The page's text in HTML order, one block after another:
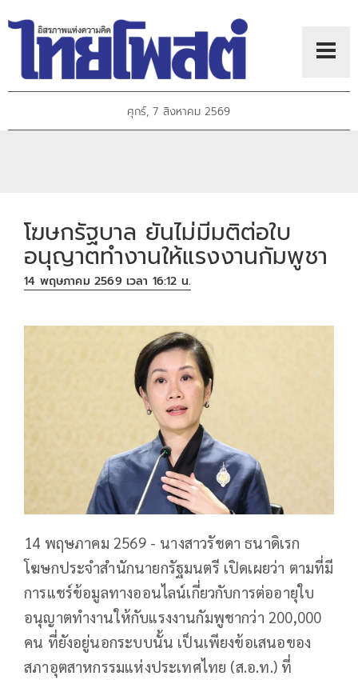
ศุกร์, 7 สิงหาคม 2569
โฆษกรัฐบาล ยันไม่มีมติต่อใบ
อนุญาตทำงานให้แรงงานกัมพูชา
14 พฤษภาคม 2569 เวลา 16:12 น.
14 พฤษภาคม 2569 - นางสาวรัชดา ธนาดิเรก
โฆษกประจำสำนักนายกรัฐมนตรี เปิดเผยว่า ตามที่มี
การแชร์ข้อมูลทางออนไลน์เกี่ยวกับการต่ออายุใบ
อนุญาตทำงานให้กับแรงงานกัมพูชากว่า 200,000
คน ที่ยังอยู่นอกระบบนั้น เป็นเพียงข้อเสนอของ
สภาอุตสาหกรรมแห่งประเทศไทย (ส.อ.ท.) ที่